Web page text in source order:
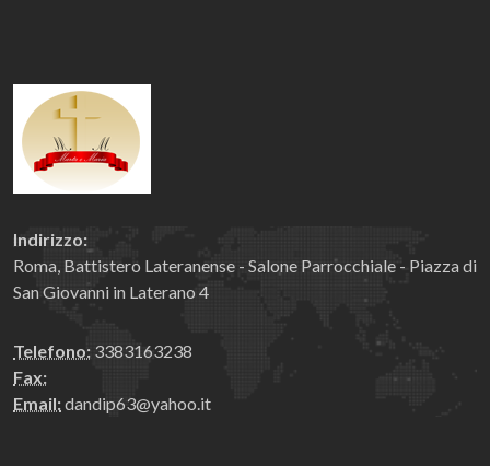
Indirizzo:
Roma, Battistero Lateranense - Salone Parrocchiale - Piazza di
San Giovanni in Laterano 4
Telefono: 3383163238
Fax:
Email:dandip63@yahoo.it